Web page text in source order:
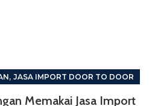
, JASA IMPORT DOOR TO DOOR
Memakai Jasa Import